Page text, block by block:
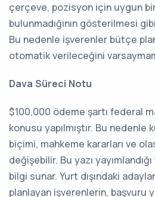
çerçeve, pozisyon için uygun bir
bulunmadığının gösterilmesi
Bu nedenle işverenler bütçe
otomatik verileceğini
Dava Süreci Notu
$100,000 ödeme şartı federal
konusu yapılmıştır. Bu nedenle
biçimi, mahkeme kararları ve
değişebilir. Bu yazı
bilgi sunar. Yurt dışındaki
planlayan işverenlerin, başvuru